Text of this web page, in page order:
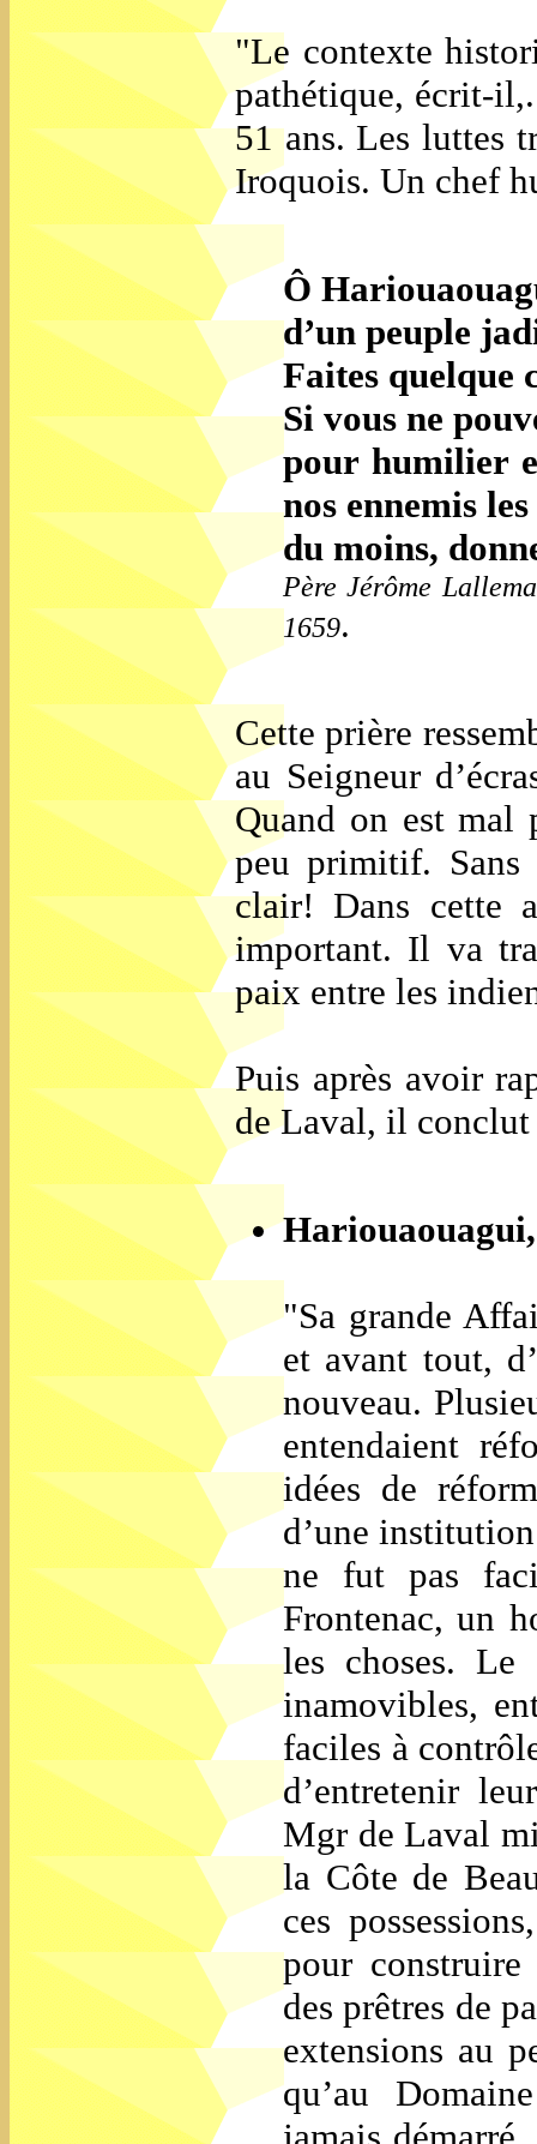
"Le contexte
pathétique, écrit-
51 ans. Les luttes
Iroquois. Un chef
Ô
d’un peuple
Faites quelque
Si vous ne
pour humilier
nos ennemis
du moins,
Père Jérôme
1659.
Cette prière
au Seigneur
Quand on est mal
peu primitif. Sans
clair! Dans cette
important. Il va
paix entre les
Puis après avoir
de Laval, il
"Sa grande
et avant tout,
nouveau.
entendaient
idées de
d’une
ne fut pas
Frontenac, un
les choses. Le
inamovibles,
faciles à
d’entretenir
Mgr de Laval
la Côte de
ces
pour
des prêtres de
extensions au
qu’au